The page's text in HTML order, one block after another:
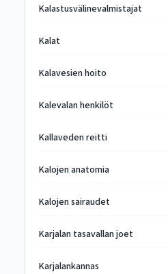
Kalastusvälinevalmistajat
Kalat
Kalavesien hoito
Kalevalan henkilöt
Kallaveden reitti
Kalojen anatomia
Kalojen sairaudet
Karjalan tasavallan joet
Karjalankannas